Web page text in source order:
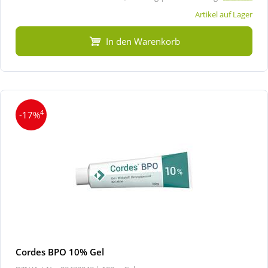
Artikel auf Lager
In den Warenkorb
-17%4
Cordes BPO 10% Gel